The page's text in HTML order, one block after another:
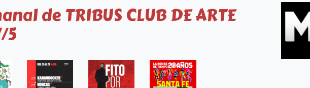
de TRIBUS CLUB DE ARTE
5